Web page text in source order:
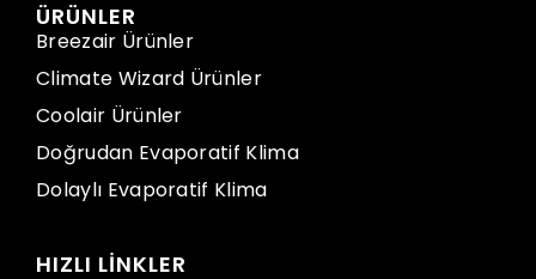
ÜRÜNLER
Breezair Ürünler
Climate Wizard Ürünler
Coolair Ürünler
Doğrudan Evaporatif Klima
Dolaylı Evaporatif Klima
HIZLI LİNKLER